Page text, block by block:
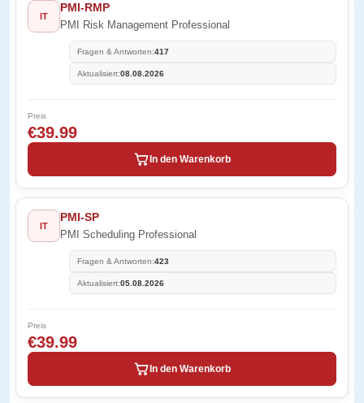
IT
PMI-RMP
PMI Risk Management Professional
Fragen & Antworten:417
Aktualisiert:08.08.2026
Preis
€39.99
In den Warenkorb
IT
PMI-SP
PMI Scheduling Professional
Fragen & Antworten:423
Aktualisiert:05.08.2026
Preis
€39.99
In den Warenkorb